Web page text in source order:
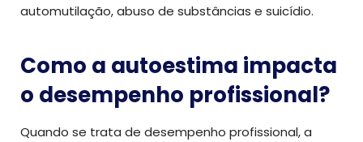
automutilação, abuso de substâncias e suicídio.
Como a autoestima impacta
o desempenho profissional?
Quando se trata de desempenho profissional, a